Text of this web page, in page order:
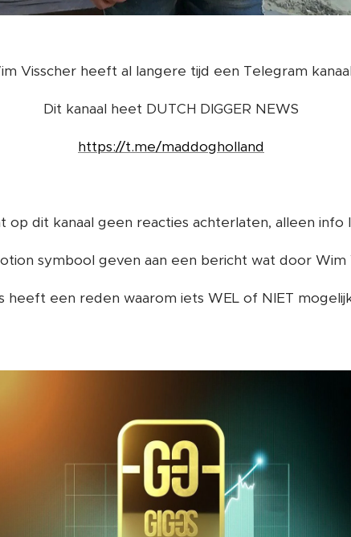
Visscher heeft al langere tijd een Telegram
Dit kanaal heet DUTCH DIGGER NEWS
https://t.me/maddogholland
op dit kanaal geen reacties achterlaten, alleen info
symbool geven aan een bericht wat door Wim
heeft een reden waarom iets WEL of NIET